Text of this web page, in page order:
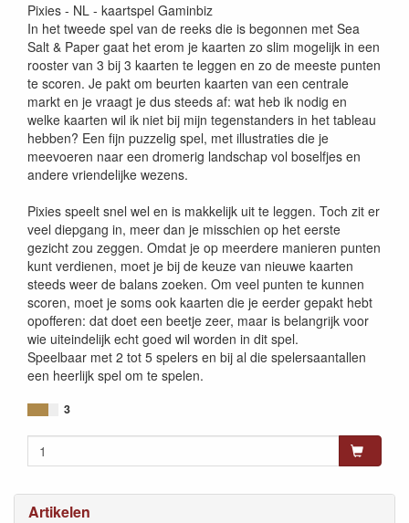
Artikelen
Pixies - NL - kaartspel Gaminbiz
In het tweede spel van de reeks die is begonnen met Sea
Salt & Paper gaat het erom je kaarten zo slim mogelijk in een
rooster van 3 bij 3 kaarten te leggen en zo de meeste punten
te scoren. Je pakt om beurten kaarten van een centrale
markt en je vraagt je dus steeds af: wat heb ik nodig en
welke kaarten wil ik niet bij mijn tegenstanders in het tableau
hebben? Een fijn puzzelig spel, met illustraties die je
meevoeren naar een dromerig landschap vol boselfjes en
andere vriendelijke wezens.
Pixies speelt snel wel en is makkelijk uit te leggen. Toch zit er
veel diepgang in, meer dan je misschien op het eerste
gezicht zou zeggen. Omdat je op meerdere manieren punten
kunt verdienen, moet je bij de keuze van nieuwe kaarten
steeds weer de balans zoeken. Om veel punten te kunnen
scoren, moet je soms ook kaarten die je eerder gepakt hebt
opofferen: dat doet een beetje zeer, maar is belangrijk voor
wie uiteindelijk echt goed wil worden in dit spel.
Speelbaar met 2 tot 5 spelers en bij al die spelersaantallen
een heerlijk spel om te spelen.
3